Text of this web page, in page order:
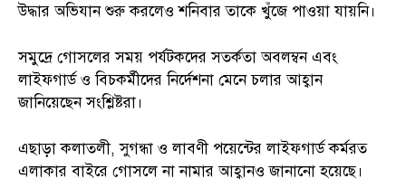
উদ্ধার অভিযান শুরু করলেও শনিবার তাকে খুঁজে পাওয়া যায়নি।
সমুদ্রে গোসলের সময় পর্যটকদের সতর্কতা অবলম্বন এবং
লাইফগার্ড ও বিচকর্মীদের নির্দেশনা মেনে চলার আহ্বান
জানিয়েছেন সংশ্লিষ্টরা।
এছাড়া কলাতলী, সুগন্ধা ও লাবণী পয়েন্টের লাইফগার্ড কর্মরত
এলাকার বাইরে গোসলে না নামার আহ্বানও জানানো হয়েছে।